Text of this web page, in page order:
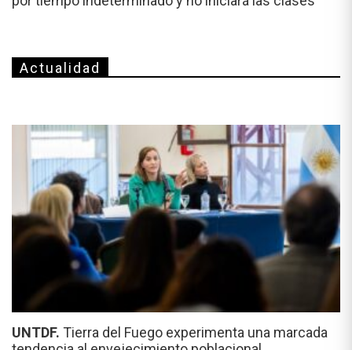
Actualidad
UNTDF. Tierra del Fuego experimenta una marcada